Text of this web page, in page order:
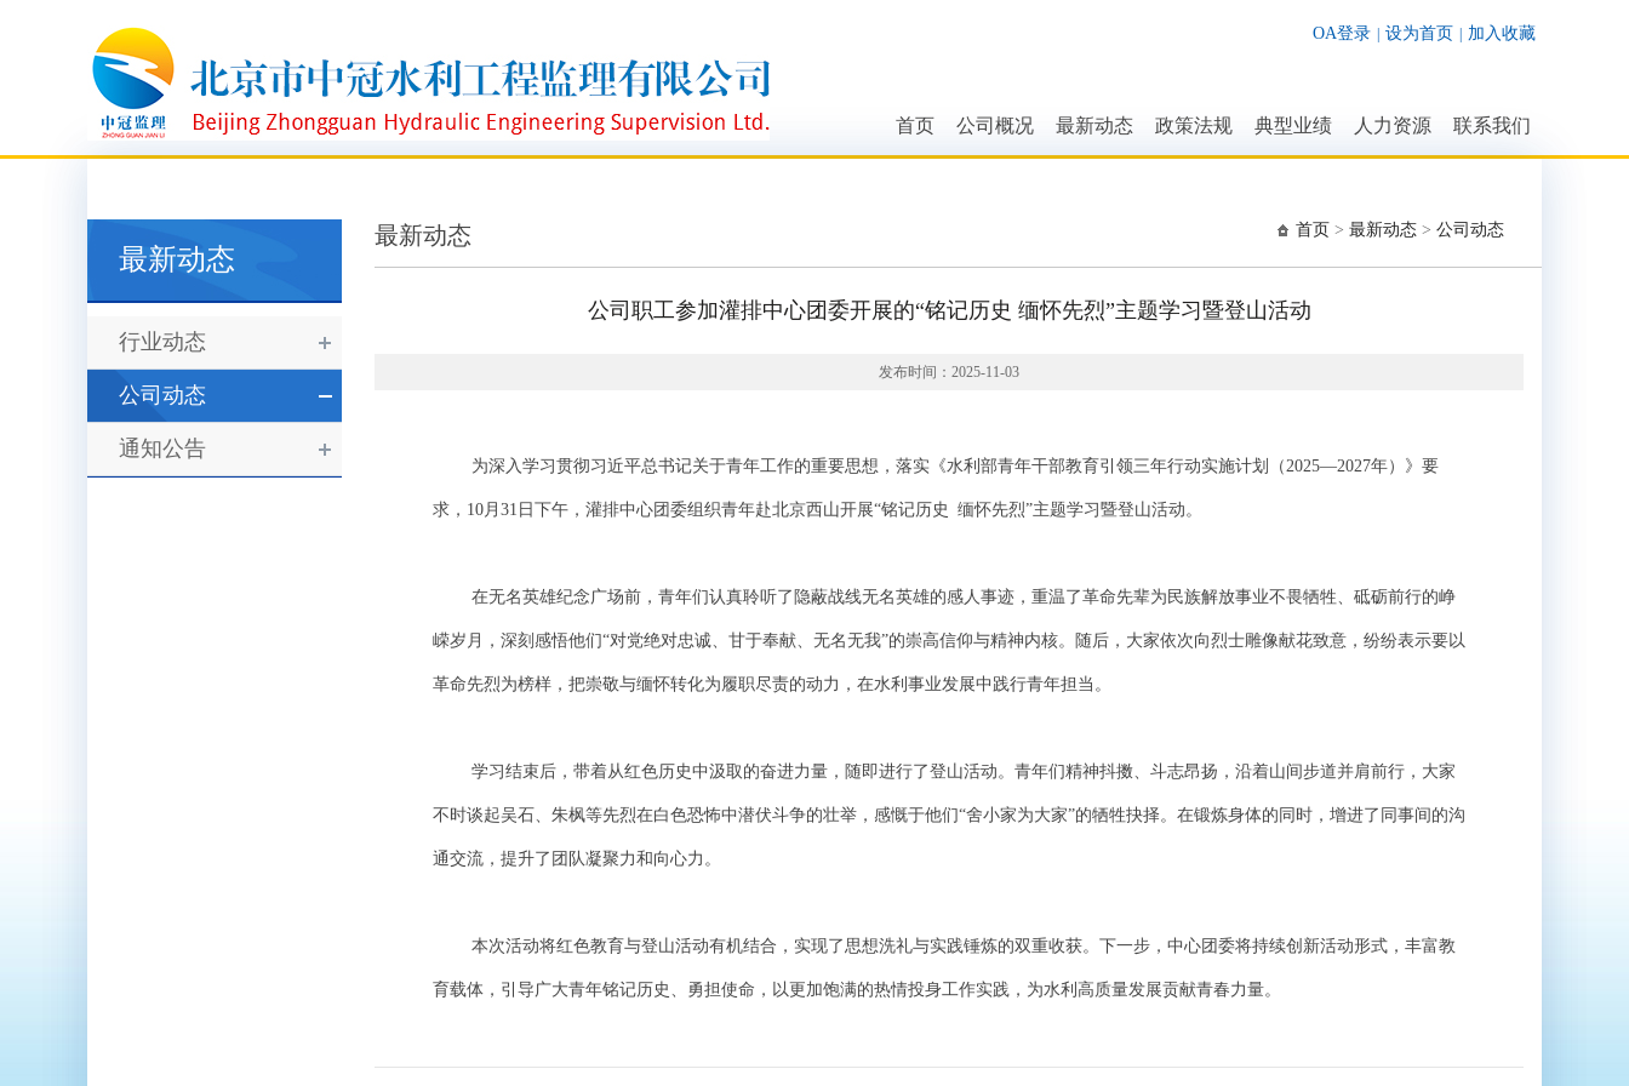
OA登录 设为首页 加入收藏
首页 公司概况
组织机构
资质证书
最新动态 政策法规 典型业绩
公司业绩
人力资源
人才结构
联系我们
最新动态
行业动态
公司动态
通知公告
首页 > 最新动态 > 公司动态
最新动态
公司职工参加灌排中心团委开展的“铭记历史 缅怀先烈”主题学习暨登山活动
发布时间：2025-11-03
为深入学习贯彻习近平总书记关于青年工作的重要思想，落实《水利部青年干部教育引领三年行动实施计划（2025—2027年）》要
求，10月31日下午，灌排中心团委组织青年赴北京西山开展“铭记历史 缅怀先烈”主题学习暨登山活动。
在无名英雄纪念广场前，青年们认真聆听了隐蔽战线无名英雄的感人事迹，重温了革命先辈为民族解放事业不畏牺牲、砥砺前行的峥
嵘岁月，深刻感悟他们“对党绝对忠诚、甘于奉献、无名无我”的崇高信仰与精神内核。随后，大家依次向烈士雕像献花致意，纷纷表示要以
革命先烈为榜样，把崇敬与缅怀转化为履职尽责的动力，在水利事业发展中践行青年担当。
学习结束后，带着从红色历史中汲取的奋进力量，随即进行了登山活动。青年们精神抖擞、斗志昂扬，沿着山间步道并肩前行，大家
不时谈起吴石、朱枫等先烈在白色恐怖中潜伏斗争的壮举，感慨于他们“舍小家为大家”的牺牲抉择。在锻炼身体的同时，增进了同事间的沟
通交流，提升了团队凝聚力和向心力。
本次活动将红色教育与登山活动有机结合，实现了思想洗礼与实践锤炼的双重收获。下一步，中心团委将持续创新活动形式，丰富教
育载体，引导广大青年铭记历史、勇担使命，以更加饱满的热情投身工作实践，为水利高质量发展贡献青春力量。